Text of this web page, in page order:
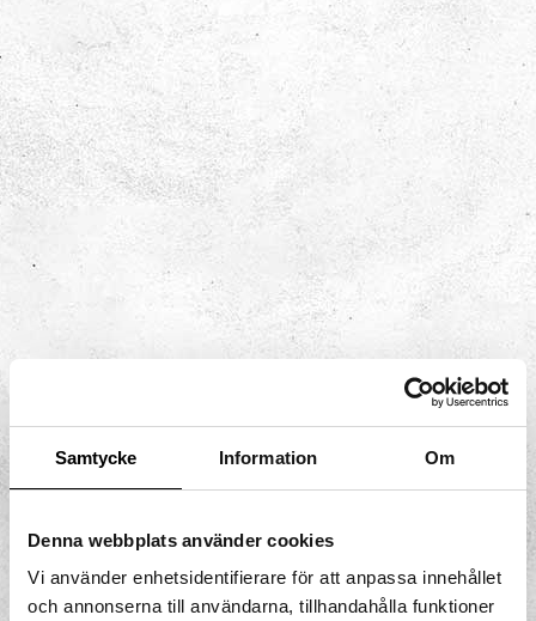
Samtycke Information Om
Denna webbplats använder cookies
Vi använder enhetsidentifierare för att anpassa innehållet
och annonserna till användarna, tillhandahålla funktioner
Kännetecknas du av nyfikenhet, tänkande och en
stark vilja att förstå hur saker och ting fungerar? Då ska
du ta dig an dessa experiment på djupet!
Kreatören